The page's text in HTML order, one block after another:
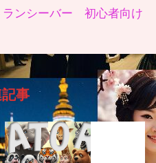
ンシーバー 初心者向け
事